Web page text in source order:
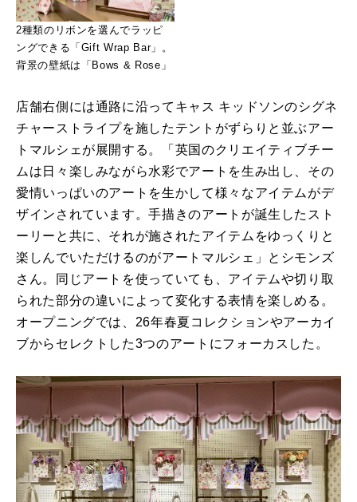
2種類のリボンを選んでラッピ
ングできる「Gift Wrap Bar」。
背景の壁紙は「Bows & Rose」
店舗右側には通路に沿ってキャス キッドソンのシグネ
チャーストライプを施したテントがずらりと並ぶアー
トマルシェが展開する。「英国のクリエイティブチー
ムは日々楽しみながら水彩でアートを生み出し、その
愛情いっぱいのアートを生かして様々なアイテムがデ
ザインされています。手描きのアートが誕生したスト
ーリーと共に、それが施されたアイテムをゆっくりと
楽しんでいただけるのがアートマルシェ」とシモンズ
さん。同じアートを使っていても、アイテムや切り取
られた部分の違いによって変化する表情を楽しめる。
オープニングでは、26年春夏コレクションやアーカイ
ブからセレクトした3つのアートにフォーカスした。